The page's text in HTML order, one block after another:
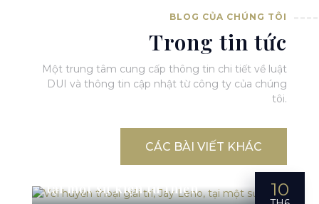
BLOG CỦA CHÚNG TÔI
Trong tin tức
Một trung tâm cung cấp thông tin chi tiết về luật
DUI và thông tin cập nhật từ công ty của chúng
tôi.
CÁC BÀI VIẾT KHÁC
10
Với huyền thoại giải trí, Jay Leno,
tại một sự kiện từ thiện